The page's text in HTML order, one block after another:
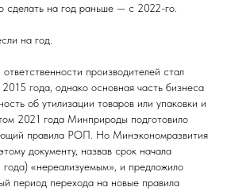
сделать на год раньше — с 2022-го.
на год.
производителей стал
года, однако основная часть бизнеса
об утилизации товаров или упаковки и
2021 года Минприроды подготовило
правила РОП. Но Минэкономразвития
документу, назвав срок начала
«нереализуемым», и предложило
период перехода на новые правила